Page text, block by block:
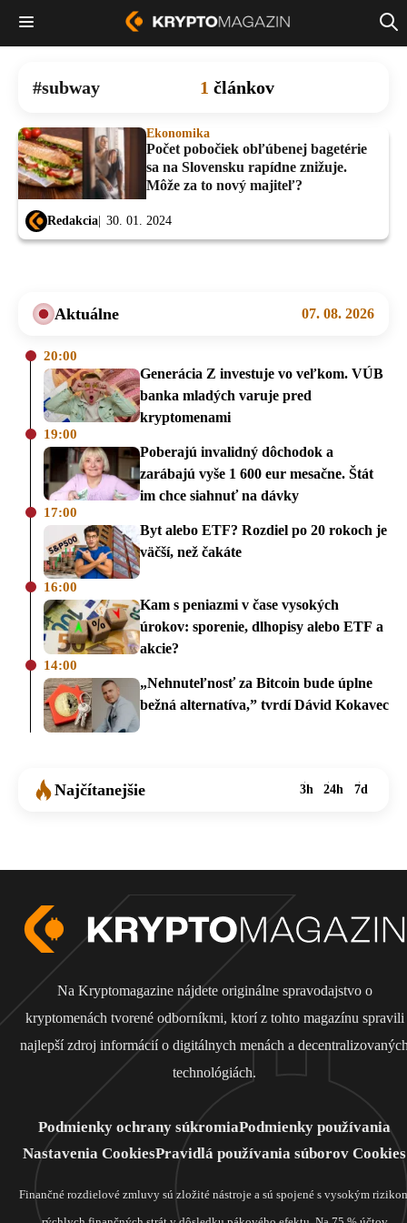
subway 1 článkov
Ekonomika
Počet pobočiek obľúbenej bagetérie
sa na Slovensku rapídne znižuje.
Môže za to nový majiteľ?
Redakcia 30. 01. 2024
Aktuálne 07. 08. 2026
20:00
Generácia Z investuje vo veľkom. VÚB
banka mladých varuje pred
kryptomenami
19:00
Poberajú invalidný dôchodok a
zarábajú vyše 1 600 eur mesačne. Štát
im chce siahnuť na dávky
17:00
Byt alebo ETF? Rozdiel po 20 rokoch je
väčší, než čakáte
16:00
Kam s peniazmi v čase vysokých
úrokov: sporenie, dlhopisy alebo ETF a
akcie?
14:00
„Nehnuteľnosť za Bitcoin bude úplne
bežná alternatíva,” tvrdí Dávid Kokavec
Najčítanejšie 3h 24h 7d
Na Kryptomagazine nájdete originálne spravodajstvo o
kryptomenách tvorené odborníkmi, ktorí z tohto magazínu spravili
najlepší zdroj informácií o digitálnych menách a
technológiách.
Podmienky ochrany súkromiaPodmienky používania
Nastavenia CookiesPravidlá používania súborov Cookies
Finančné rozdielové zmluvy sú zložité nástroje a sú spojené s vysokým